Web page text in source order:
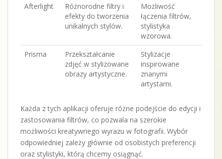
Afterlight
Różnorodne filtry i
efekty do tworzenia
unikalnych stylów.
Możliwość
łączenia filtrów,
stylistyka
wzorowa.
Prisma
Przekształcanie
zdjęć w stylizowane
obrazy artystyczne.
Stylizacje
inspirowane
znanymi
artystami.
Każda z tych aplikacji oferuje różne podejście do edycji i
zastosowania filtrów, co pozwala na szerokie
możliwości kreatywnego wyrazu w fotografii. Wybór
odpowiedniej zależy głównie od osobistych preferencji
oraz stylistyki, którą chcemy osiągnąć.